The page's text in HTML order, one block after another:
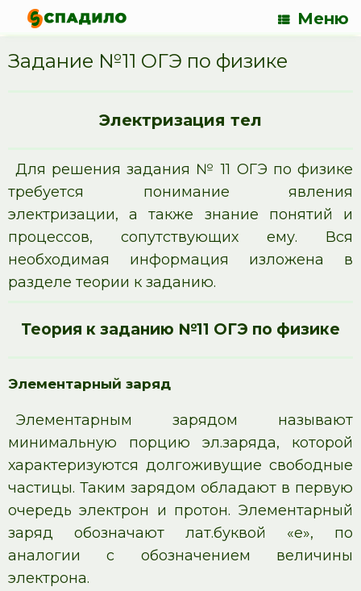
Меню
Задание №11 ОГЭ по физике
Электризация тел
Для решения задания № 11 ОГЭ по физике
требуется понимание явления
электризации, а также знание понятий и
процессов, сопутствующих ему. Вся
необходимая информация изложена в
разделе теории к заданию.
Теория к заданию №11 ОГЭ по физике
Элементарный заряд
Элементарным зарядом называют
минимальную порцию эл.заряда, которой
характеризуются долгоживущие свободные
частицы. Таким зарядом обладают в первую
очередь электрон и протон. Элементарный
заряд обозначают лат.буквой «е», по
аналогии с обозначением величины
электрона.